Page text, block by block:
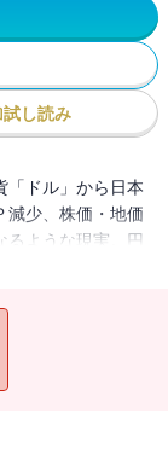
試し読み
ドル」から日本
減少、株価・地価
るような現実。円
らしや資産の展